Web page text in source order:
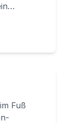
den
Fuß